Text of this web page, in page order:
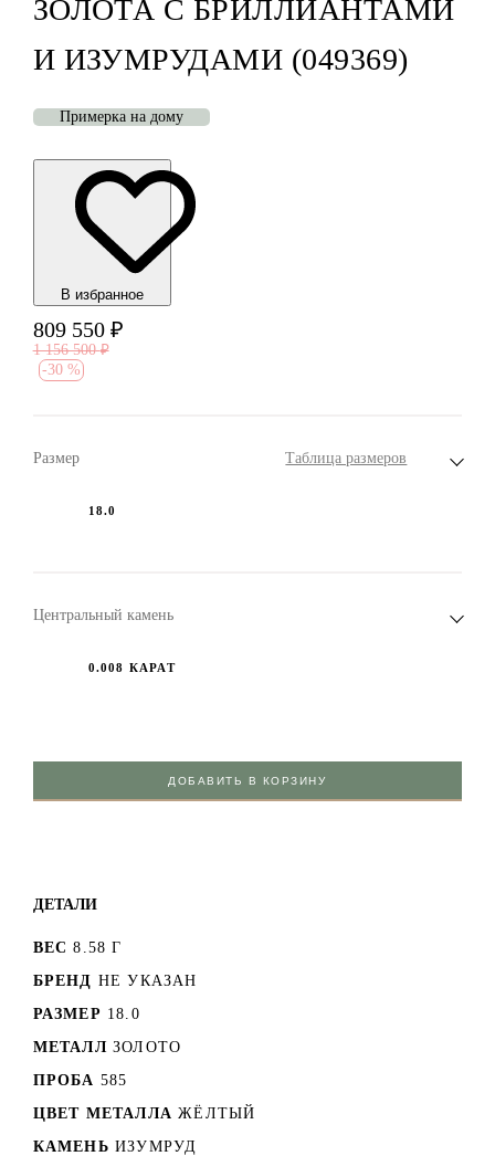
ЗОЛОТА С БРИЛЛИАНТАМИ
И ИЗУМРУДАМИ (049369)
Примерка на дому
В избранноe
809 550 ₽
1 156 500 ₽
-30 %
Размер Таблица размеров
18.0
Центральный камень
0.008 КАРАТ
ДОБАВИТЬ В КОРЗИНУ
ДЕТАЛИ
ВЕС 8.58 Г
БРЕНД НЕ УКАЗАН
РАЗМЕР 18.0
МЕТАЛЛ ЗОЛОТО
ПРОБА 585
ЦВЕТ МЕТАЛЛА ЖЁЛТЫЙ
КАМЕНЬ ИЗУМРУД